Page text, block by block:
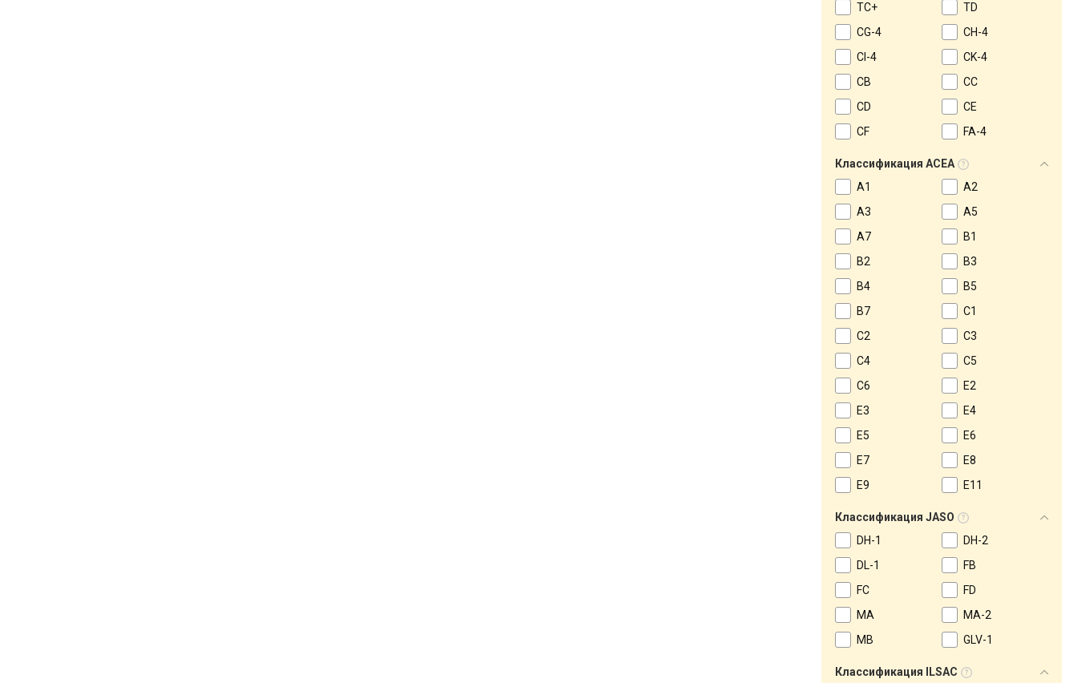
TC+
TD
CG-4
CH-4
CI-4
CK-4
CB
CC
CD
CE
CF
FA-4
Классификация ACEA
A1
A2
A3
A5
A7
B1
B2
B3
B4
B5
B7
C1
C2
C3
C4
C5
C6
E2
E3
E4
E5
E6
E7
E8
E9
E11
Классификация JASO
DH-1
DH-2
DL-1
FB
FC
FD
MA
MA-2
MB
GLV-1
Классификация ILSAC